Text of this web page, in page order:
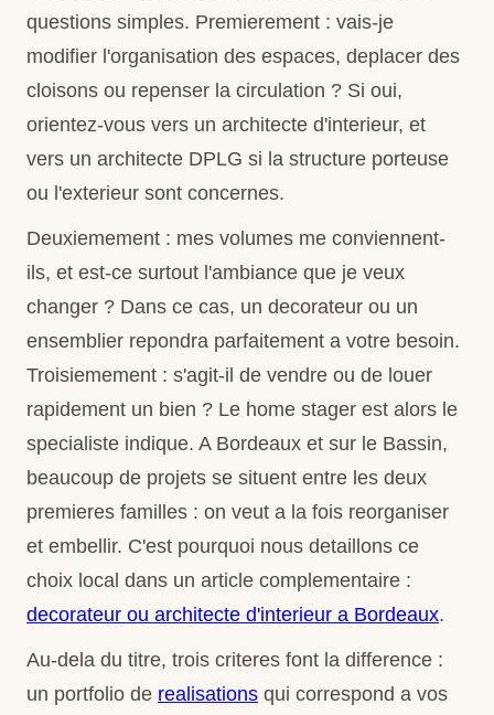
questions simples. Premierement : vais-je
modifier l'organisation des espaces, deplacer des
cloisons ou repenser la circulation ? Si oui,
orientez-vous vers un architecte d'interieur, et
vers un architecte DPLG si la structure porteuse
ou l'exterieur sont concernes.
Deuxiemement : mes volumes me conviennent-
ils, et est-ce surtout l'ambiance que je veux
changer ? Dans ce cas, un decorateur ou un
ensemblier repondra parfaitement a votre besoin.
Troisiemement : s'agit-il de vendre ou de louer
rapidement un bien ? Le home stager est alors le
specialiste indique. A Bordeaux et sur le Bassin,
beaucoup de projets se situent entre les deux
premieres familles : on veut a la fois reorganiser
et embellir. C'est pourquoi nous detaillons ce
choix local dans un article complementaire :
decorateur ou architecte d'interieur a Bordeaux.
Au-dela du titre, trois criteres font la difference :
un portfolio de realisations qui correspond a vos